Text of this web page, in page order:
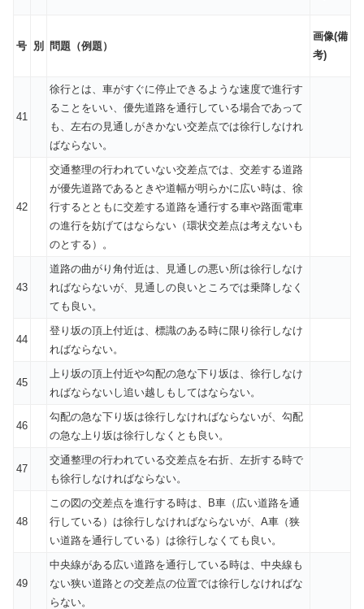
号 別 問題（例題）
画像(備
考)
41
徐行とは、車がすぐに停止できるような速度で進行す
ることをいい、優先道路を通行している場合であって
も、左右の見通しがきかない交差点では徐行しなけれ
ばならない。
42
交通整理の行われていない交差点では、交差する道路
が優先道路であるときや道幅が明らかに広い時は、徐
行するとともに交差する道路を通行する車や路面電車
の進行を妨げてはならない（環状交差点は考えないも
のとする）。
43
道路の曲がり角付近は、見通しの悪い所は徐行しなけ
ればならないが、見通しの良いところでは乗降しなく
ても良い。
44
登り坂の頂上付近は、標識のある時に限り徐行しなけ
ればならない。
45
上り坂の頂上付近や勾配の急な下り坂は、徐行しなけ
ればならないし追い越しもしてはならない。
46
勾配の急な下り坂は徐行しなければならないが、勾配
の急な上り坂は徐行しなくとも良い。
47
交通整理の行われている交差点を右折、左折する時で
も徐行しなければならない。
48
この図の交差点を進行する時は、B車（広い道路を通
行している）は徐行しなければならないが、A車（狭
い道路を通行している）は徐行しなくても良い。
49
中央線がある広い道路を通行している時は、中央線も
ない狭い道路との交差点の位置では徐行しなければな
らない。